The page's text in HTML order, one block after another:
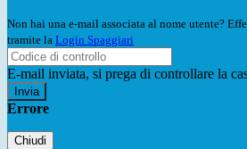
Non hai una e-mail associata al nome utente?
tramite la Login Spaggiari
E-mail inviata, si prega di controllare la
Errore
Chiudi